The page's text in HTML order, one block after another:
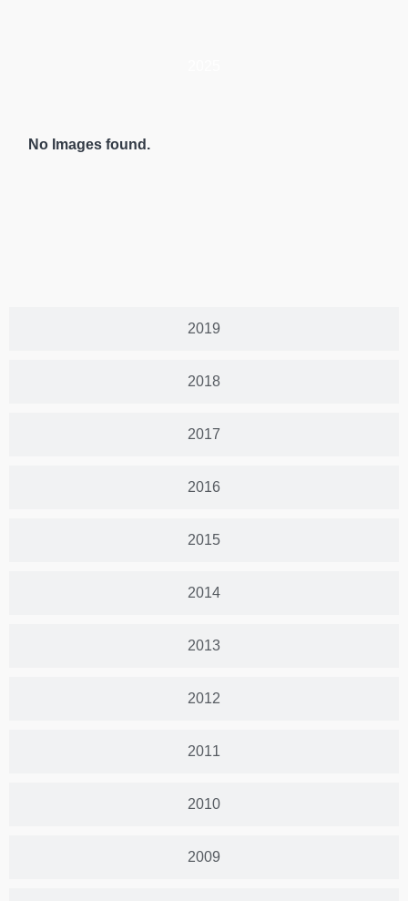
2019
2018
2017
2016
2015
2014
2013
2012
2011
2010
2009
No Images found.